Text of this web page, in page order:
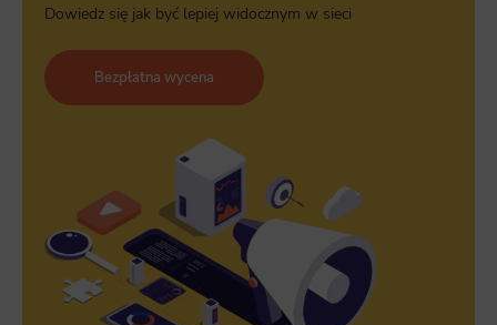
Dowiedz się jak być lepiej widocznym w sieci
Bezpłatna wycena